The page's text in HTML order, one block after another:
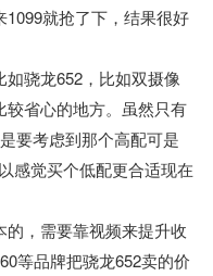
就抢了下，结果很好
骁龙652，比如双摄像
省心的地方。虽然只有
要考虑到那个高配可是
感觉买个低配更合适现在
，需要靠视频来提升收
等品牌把骁龙652卖的价